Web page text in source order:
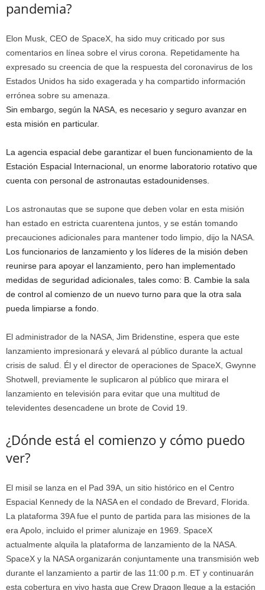
pandemia?
Elon Musk, CEO de SpaceX, ha sido muy criticado por sus
comentarios en línea sobre el virus corona. Repetidamente ha
expresado su creencia de que la respuesta del coronavirus de los
Estados Unidos ha sido exagerada y ha compartido información
errónea sobre su amenaza.
Sin embargo, según la NASA, es necesario y seguro avanzar en
esta misión en particular.
La agencia espacial debe garantizar el buen funcionamiento de la
Estación Espacial Internacional, un enorme laboratorio rotativo que
cuenta con personal de astronautas estadounidenses.
Los astronautas que se supone que deben volar en esta misión
han estado en estricta cuarentena juntos, y se están tomando
precauciones adicionales para mantener todo limpio, dijo la NASA.
Los funcionarios de lanzamiento y los líderes de la misión deben
reunirse para apoyar el lanzamiento, pero han implementado
medidas de seguridad adicionales, tales como: B. Cambie la sala
de control al comienzo de un nuevo turno para que la otra sala
pueda limpiarse a fondo.
El administrador de la NASA, Jim Bridenstine, espera que este
lanzamiento impresionará y elevará al público durante la actual
crisis de salud. Él y el director de operaciones de SpaceX, Gwynne
Shotwell, previamente le suplicaron al público que mirara el
lanzamiento en televisión para evitar que una multitud de
televidentes desencadene un brote de Covid 19.
¿Dónde está el comienzo y cómo puedo
ver?
El misil se lanza en el Pad 39A, un sitio histórico en el Centro
Espacial Kennedy de la NASA en el condado de Brevard, Florida.
La plataforma 39A fue el punto de partida para las misiones de la
era Apolo, incluido el primer alunizaje en 1969. SpaceX
actualmente alquila la plataforma de lanzamiento de la NASA.
SpaceX y la NASA organizarán conjuntamente una transmisión web
durante el lanzamiento a partir de las 11:00 p.m. ET y continuarán
esta cobertura en vivo hasta que Crew Dragon llegue a la estación